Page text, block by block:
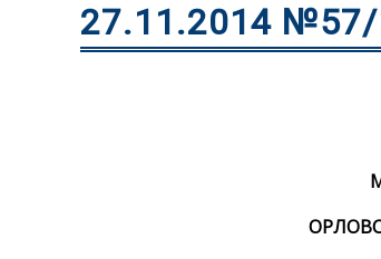
27.11.2014